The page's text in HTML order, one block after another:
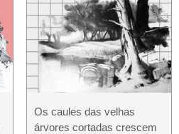
Os caules das velhas
árvores cortadas crescem